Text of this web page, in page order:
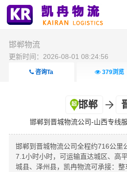
邯郸物流
更新时间：2026-08-01 08:24:56
咨询Ta 379浏览
邯郸
邯郸到晋城物流公司-山西专线
邯郸到晋城物流公司全程约716公里
7.1小时小时，可运输直达城区、高
城县、泽州县，凯冉物流可承接：